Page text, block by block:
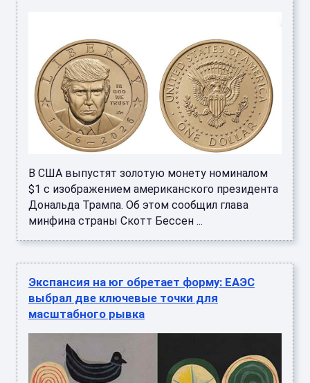
В США выпустят золотую монету номиналом
$1 с изображением американского президента
Дональда Трампа. Об этом сообщил глава
минфина страны Скотт Бессен ...
Экспансия на юг обретает форму: ЕАЭС
выбрал две ключевые точки для
масштабного рывка